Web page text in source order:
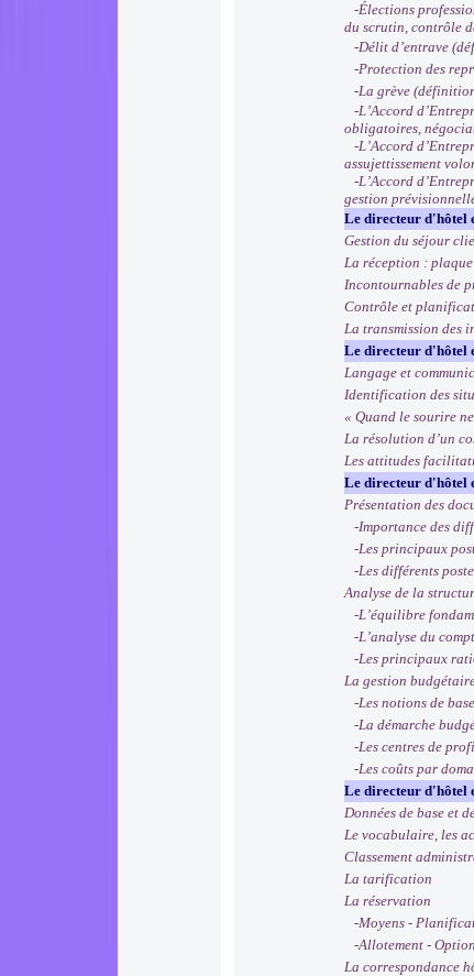
-Élections
du scrutin, contrôle
-Délit d’entrave
-Protection des
-La grève
-L’Accord
obligatoires,
-L’Accord
assujettissement
-L’Accord
gestion
Le directeur d'hôtel
Gestion du séjour
La réception :
Incontournables de
Contrôle et
La transmission des
Le directeur d'hôtel
Langage et
Identification des
« Quand le sourire
La résolution d’un
Les attitudes
Le directeur d'hôtel
Présentation des
-Importance des
-Les principaux
-Les différents
Analyse de la
-L’équilibre
-L’analyse du
-Les principaux
La gestion
-Les notions de
-La démarche
-Les centres de
-Les coûts par
Le directeur d'hôtel
Données de base et
Le vocabulaire, les
Classement
La tarification
La réservation
-Moyens -
-Allotement -
La correspondance